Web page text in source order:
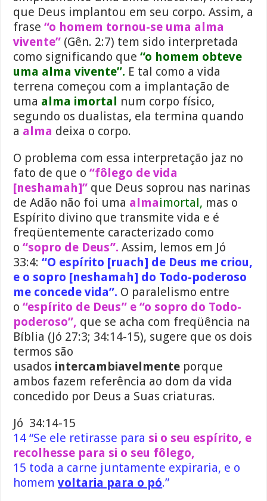
que Deus implantou em seu corpo. Assim, a
frase “o homem tornou-se uma alma
vivente” (Gên. 2:7) tem sido interpretada
como significando que“o homem obteve
uma alma vivente”. E tal como a vida
terrena começou com a implantação de
uma alma imortal num corpo físico,
segundo os dualistas, ela termina quando
a alma deixa o corpo.
O problema com essa interpretação jaz no
fato de que o“fôlego de vida
[neshamah]” que Deus soprou nas narinas
de Adão não foi uma almaimortal, mas o
Espírito divino que transmite vida e é
freqüentemente caracterizado como
o“sopro de Deus”. Assim, lemos em Jó
33:4:“O espírito [ruach] de Deus me criou,
e o sopro [neshamah] do Todo-poderoso
me concede vida”. O paralelismo entre
o“espírito de Deus” e “o sopro do Todo-
poderoso”, que se acha com freqüência na
Bíblia (Jó 27:3; 34:14-15), sugere que os dois
termos são
usados intercambiavelmente porque
ambos fazem referência ao dom da vida
concedido por Deus a Suas criaturas.
Jó 34:14-15
14 “Se ele retirasse para si o seu espírito, e
recolhesse para si o seu fôlego,
15 toda a carne juntamente expiraria, e o
homemvoltaria para o pó.”